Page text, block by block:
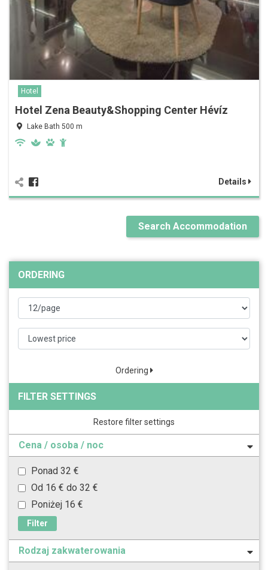
Hotel
Hotel Zena Beauty&Shopping Center Hévíz
Lake Bath 500 m
Details
Search Accommodation
ORDERING
Ordering
FILTER SETTINGS
Restore filter settings
Cena / osoba / noc
Ponad 32 €
Od 16 € do 32 €
Poniżej 16 €
Filter
Rodzaj zakwaterowania